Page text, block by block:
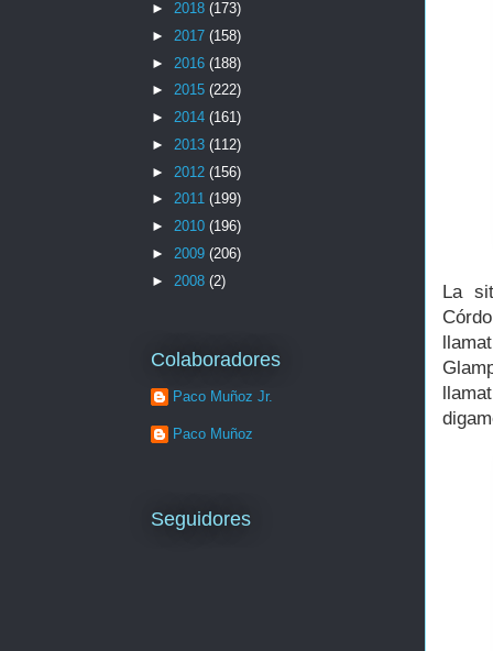
La
► 2018 (173)
► 2017 (158)
► 2016 (188)
► 2015 (222)
► 2014 (161)
► 2013 (112)
► 2012 (156)
► 2011 (199)
► 2010 (196)
► 2009 (206)
► 2008 (2)
Colaboradores
Paco Muñoz Jr.
Paco Muñoz
Seguidores